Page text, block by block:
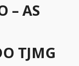
– AS
TJMG